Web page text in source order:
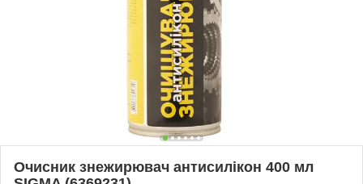
Очисник знежирювач антисилікон 400 мл